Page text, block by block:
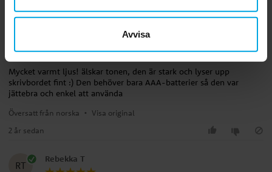
Avvisa
7 månader sedan
Mycket varmt ljus! älskar tonen, den är stark och lyser upp
skrivbordet fint :) Den behöver bara AAA-batterier så den var
jättebra och enkel att använda
Översatt från norska •
Visa original
2 år sedan
RT
Rebekka T